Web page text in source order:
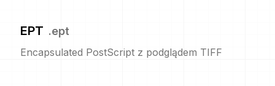
EPT .ept
Encapsulated PostScript z podglądem TIFF